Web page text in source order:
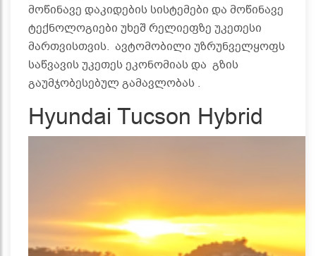
მოწინავე დაკიდების სისტემები და მოწინავე
ტექნოლოგიები უხეშ რელიეფზე უკეთესი
მართვისთვის. ავტომობილი უზრუნველყოფს
საწვავის უკეთეს ეკონომიას და გზის
გაუმჯობესებულ გამავლობას .
Hyundai Tucson Hybrid